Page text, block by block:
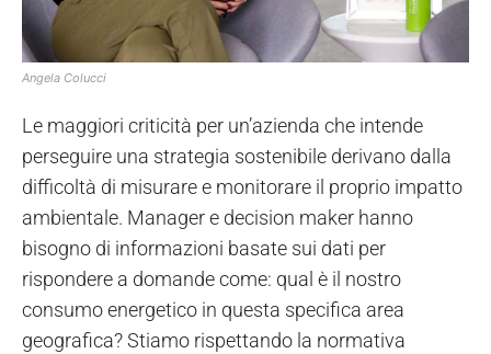
Angela Colucci
Le maggiori criticità per un’azienda che intende
perseguire una strategia sostenibile derivano dalla
difficoltà di misurare e monitorare il proprio impatto
ambientale. Manager e decision maker hanno
bisogno di informazioni basate sui dati per
rispondere a domande come: qual è il nostro
consumo energetico in questa specifica area
geografica? Stiamo rispettando la normativa